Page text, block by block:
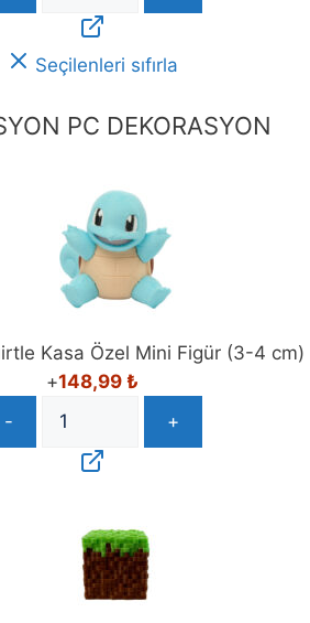
Seçilenleri sıfırla
PC DEKORASYON
Kasa Özel Mini Figür (3-4 cm)
+148,99 ₺
-
+